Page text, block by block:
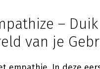
–
van je